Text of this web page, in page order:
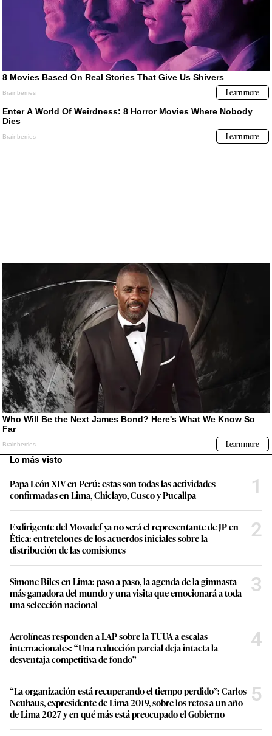
Lo más visto
Papa León XIV en Perú: estas son todas las actividades
confirmadas en Lima, Chiclayo, Cusco y Pucallpa
1
Exdirigente del Movadef ya no será el representante de JP en
Ética: entretelones de los acuerdos iniciales sobre la
distribución de las comisiones
2
Simone Biles en Lima: paso a paso, la agenda de la gimnasta
más ganadora del mundo y una visita que emocionará a toda
una selección nacional
3
Aerolíneas responden a LAP sobre la TUUA a escalas
internacionales: “Una reducción parcial deja intacta la
desventaja competitiva de fondo”
4
“La organización está recuperando el tiempo perdido”: Carlos
Neuhaus, expresidente de Lima 2019, sobre los retos a un año
de Lima 2027 y en qué más está preocupado el Gobierno
5